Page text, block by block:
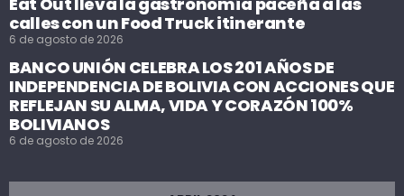
calles con un Food Truck itinerante
6 de agosto de 2026
BANCO UNIÓN CELEBRA LOS 201 AÑOS DE
INDEPENDENCIA DE BOLIVIA CON ACCIONES QUE
REFLEJAN SU ALMA, VIDA Y CORAZÓN 100%
BOLIVIANOS
6 de agosto de 2026